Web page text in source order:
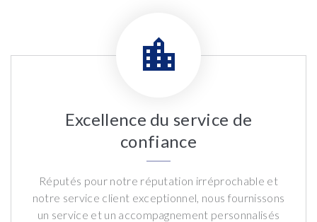
Excellence du service de
confiance
Réputés pour notre réputation irréprochable et
notre service client exceptionnel, nous fournissons
un service et un accompagnement personnalisés